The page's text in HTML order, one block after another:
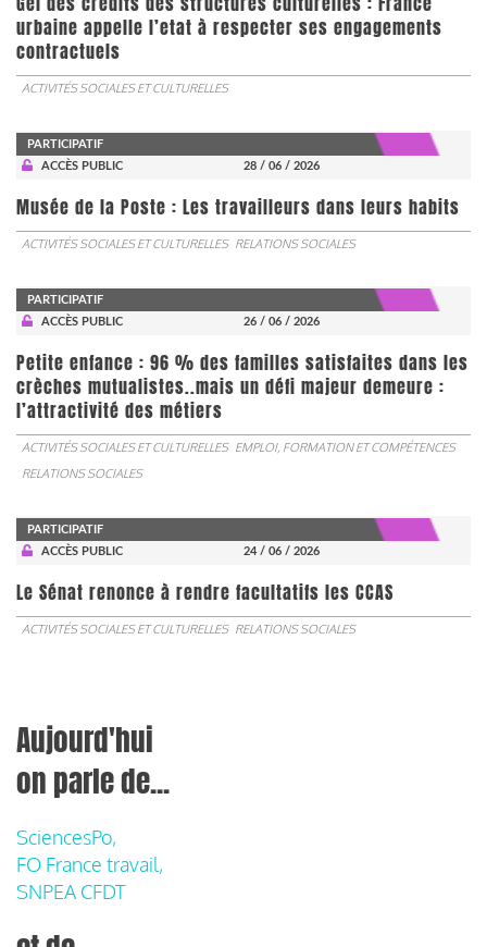
urbaine appelle l’etat à respecter ses engagements
contractuels
ACTIVITÉS SOCIALES ET CULTURELLES
PARTICIPATIF
ACCÈS PUBLIC
28 / 06 / 2026
Musée de la Poste : Les travailleurs dans leurs habits
ACTIVITÉS SOCIALES ET CULTURELLES RELATIONS SOCIALES
PARTICIPATIF
ACCÈS PUBLIC
26 / 06 / 2026
Petite enfance : 96 % des familles satisfaites dans les
crèches mutualistes..mais un défi majeur demeure :
l’attractivité des métiers
ACTIVITÉS SOCIALES ET CULTURELLES EMPLOI, FORMATION ET COMPÉTENCES
RELATIONS SOCIALES
PARTICIPATIF
ACCÈS PUBLIC
24 / 06 / 2026
Le Sénat renonce à rendre facultatifs les CCAS
ACTIVITÉS SOCIALES ET CULTURELLES RELATIONS SOCIALES
Aujourd'hui
on parle de...
SciencesPo,
FO France travail,
SNPEA CFDT